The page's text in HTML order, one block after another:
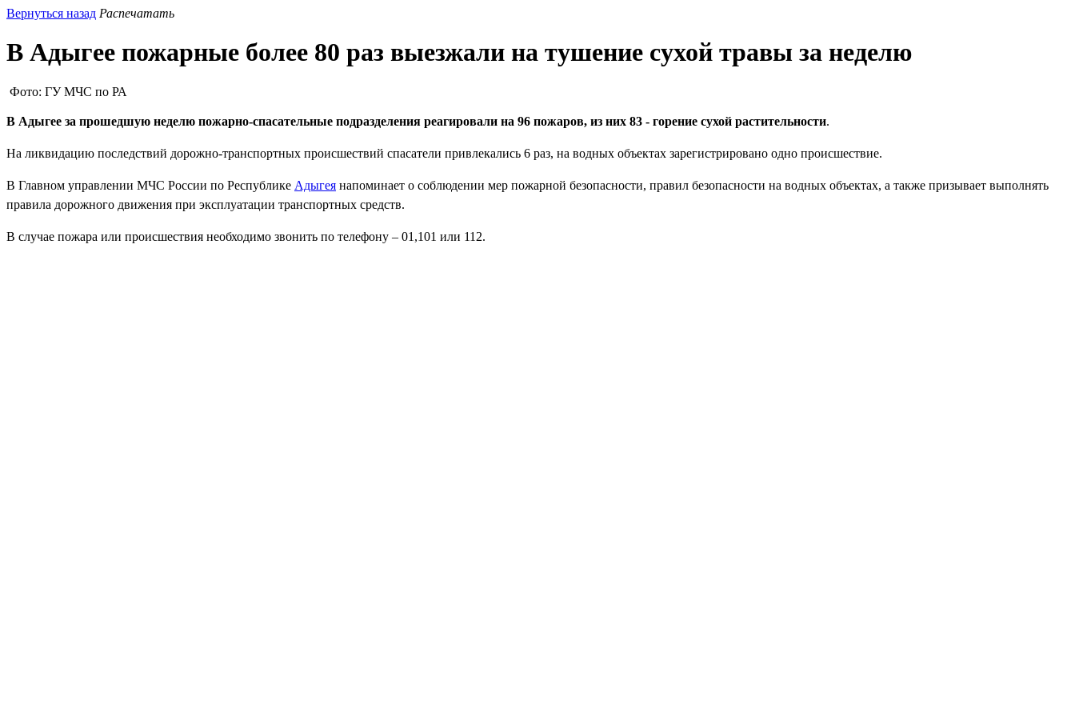
Вернуться назад Распечатать
В Адыгее пожарные более 80 раз выезжали на тушение сухой травы за неделю
Фото: ГУ МЧС по РА
В Адыгее за прошедшую неделю пожарно-спасательные подразделения реагировали на 96 пожаров, из них 83 - горение сухой растительности.
На ликвидацию последствий дорожно-транспортных происшествий спасатели привлекались 6 раз, на водных объектах зарегистрировано одно происшествие.
В Главном управлении МЧС России по Республике Адыгея напоминает о соблюдении мер пожарной безопасности, правил безопасности на водных объектах, а также призывает выполнять
правила дорожного движения при эксплуатации транспортных средств.
В случае пожара или происшествия необходимо звонить по телефону – 01,101 или 112.